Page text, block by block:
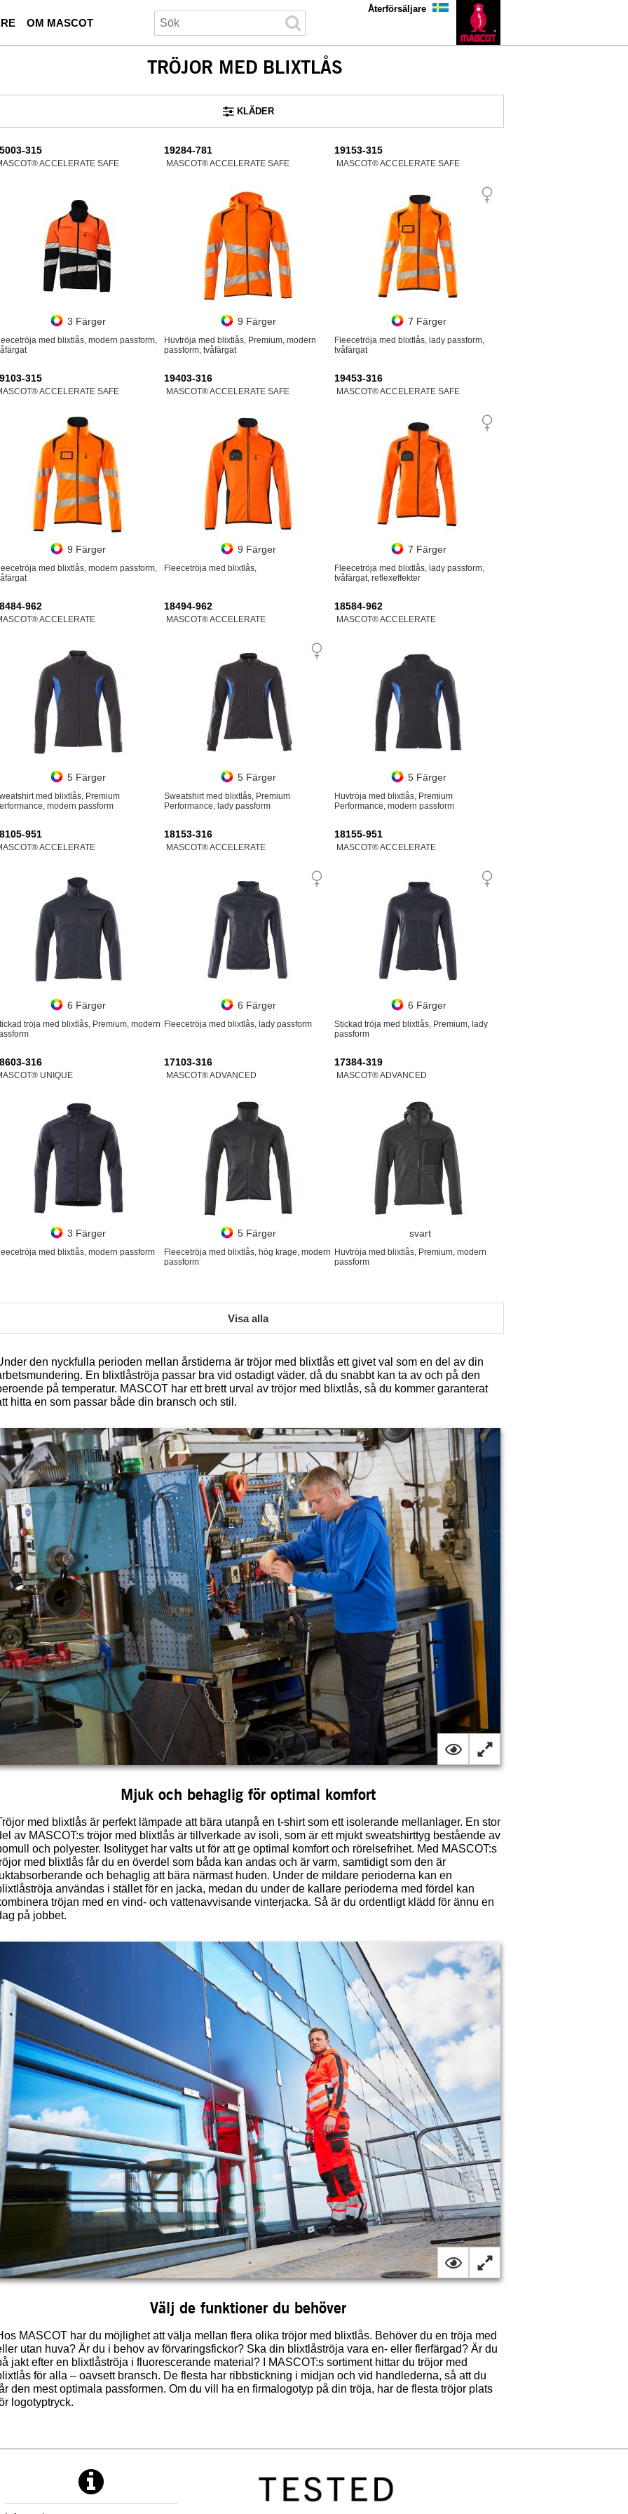
OM MASCOT
Återförsäljare
TRÖJOR MED BLIXTLÅS
KLÄDER
315
ACCELERATE SAFE
3 Färger
med blixtlås, modern passform,
19284-781
MASCOT® ACCELERATE SAFE
9 Färger
Huvtröja med blixtlås, Premium, modern
passform, tvåfärgat
19153-315
MASCOT® ACCELERATE SAFE
7 Färger
Fleecetröja med blixtlås, lady passform,
tvåfärgat
315
ACCELERATE SAFE
9 Färger
med blixtlås, modern passform,
19403-316
MASCOT® ACCELERATE SAFE
9 Färger
Fleecetröja med blixtlås,
19453-316
MASCOT® ACCELERATE SAFE
7 Färger
Fleecetröja med blixtlås, lady passform,
tvåfärgat, reflexeffekter
962
ACCELERATE
5 Färger
med blixtlås, Premium
modern passform
18494-962
MASCOT® ACCELERATE
5 Färger
Sweatshirt med blixtlås, Premium
Performance, lady passform
18584-962
MASCOT® ACCELERATE
5 Färger
Huvtröja med blixtlås, Premium
Performance, modern passform
951
ACCELERATE
6 Färger
tröja med blixtlås, Premium, modern
18153-316
MASCOT® ACCELERATE
6 Färger
Fleecetröja med blixtlås, lady passform
18155-951
MASCOT® ACCELERATE
6 Färger
Stickad tröja med blixtlås, Premium, lady
passform
316
UNIQUE
3 Färger
med blixtlås, modern passform
17103-316
MASCOT® ADVANCED
5 Färger
Fleecetröja med blixtlås, hög krage, modern
passform
17384-319
MASCOT® ADVANCED
svart
Huvtröja med blixtlås, Premium, modern
passform
Visa alla
den nyckfulla perioden mellan årstiderna är tröjor med blixtlås ett givet val som en del av din
En blixtlåströja passar bra vid ostadigt väder, då du snabbt kan ta av och på den
på temperatur. MASCOT har ett brett urval av tröjor med blixtlås, så du kommer garanterat
hitta en som passar både din bransch och stil.
Mjuk och behaglig för optimal komfort
med blixtlås är perfekt lämpade att bära utanpå en t-shirt som ett isolerande mellanlager. En stor
av MASCOT:s tröjor med blixtlås är tillverkade av isoli, som är ett mjukt sweatshirttyg bestående av
och polyester. Isolityget har valts ut för att ge optimal komfort och rörelsefrihet. Med MASCOT:s
med blixtlås får du en överdel som båda kan andas och är varm, samtidigt som den är
och behaglig att bära närmast huden. Under de mildare perioderna kan en
användas i stället för en jacka, medan du under de kallare perioderna med fördel kan
tröjan med en vind- och vattenavvisande vinterjacka. Så är du ordentligt klädd för ännu en
på jobbet.
Välj de funktioner du behöver
MASCOT har du möjlighet att välja mellan flera olika tröjor med blixtlås. Behöver du en tröja med
utan huva? Är du i behov av förvaringsfickor? Ska din blixtlåströja vara en- eller flerfärgad? Är du
jakt efter en blixtlåströja i fluorescerande material? I MASCOT:s sortiment hittar du tröjor med
för alla – oavsett bransch. De flesta har ribbstickning i midjan och vid handlederna, så att du
den mest optimala passformen. Om du vill ha en firmalogotyp på din tröja, har de flesta tröjor plats
logotyptryck.